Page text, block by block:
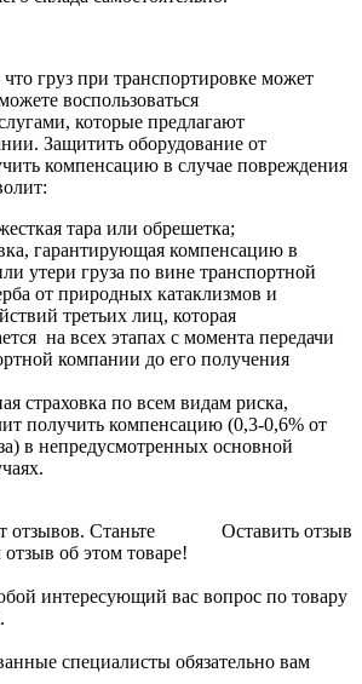
груз при транспортировке может
воспользоваться
которые предлагают
Защитить оборудование от
компенсацию в случае повреждения
тара или обрешетка;
гарантирующая компенсацию в
утери груза по вине транспортной
от природных катаклизмов и
третьих лиц, которая
на всех этапах с момента передачи
компании до его получения
страховка по всем видам риска,
получить компенсацию (0,3-0,6% от
в непредусмотренных основной
Оставить отзыв
отзывов. Станьте
об этом товаре!
интересующий вас вопрос по товару
специалисты обязательно вам